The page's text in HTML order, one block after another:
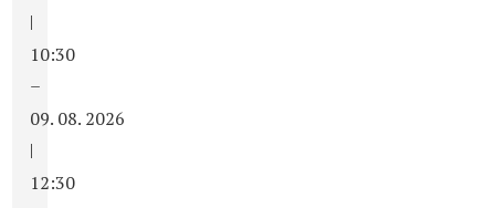
|
10:30
–
09. 08. 2026
|
12:30